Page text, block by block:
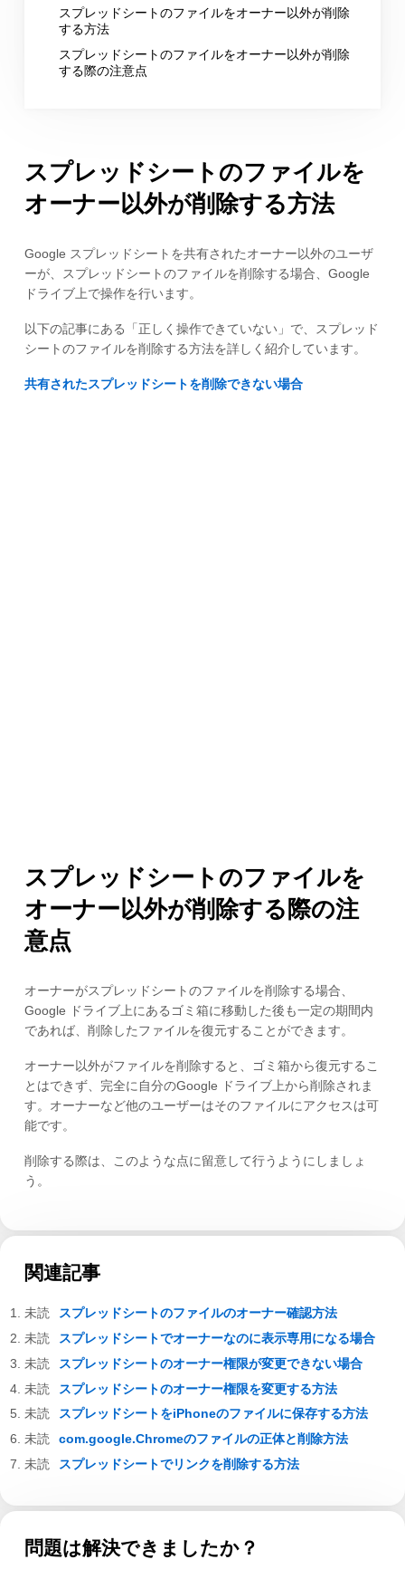
スプレッドシートのファイルをオーナー以外が削除
する方法
スプレッドシートのファイルをオーナー以外が削除
する際の注意点
スプレッドシートのファイルを
オーナー以外が削除する方法
Google スプレッドシートを共有されたオーナー以外のユーザ
ーが、スプレッドシートのファイルを削除する場合、Google
ドライブ上で操作を行います。
以下の記事にある「正しく操作できていない」で、スプレッド
シートのファイルを削除する方法を詳しく紹介しています。
共有されたスプレッドシートを削除できない場合
スプレッドシートのファイルを
オーナー以外が削除する際の注
意点
オーナーがスプレッドシートのファイルを削除する場合、
Google ドライブ上にあるゴミ箱に移動した後も一定の期間内
であれば、削除したファイルを復元することができます。
オーナー以外がファイルを削除すると、ゴミ箱から復元するこ
とはできず、完全に自分のGoogle ドライブ上から削除されま
す。オーナーなど他のユーザーはそのファイルにアクセスは可
能です。
削除する際は、このような点に留意して行うようにしましょ
う。
関連記事
スプレッドシートのファイルのオーナー確認方法
スプレッドシートでオーナーなのに表示専用になる場合
スプレッドシートのオーナー権限が変更できない場合
スプレッドシートのオーナー権限を変更する方法
スプレッドシートをiPhoneのファイルに保存する方法
com.google.Chromeのファイルの正体と削除方法
スプレッドシートでリンクを削除する方法
問題は解決できましたか？